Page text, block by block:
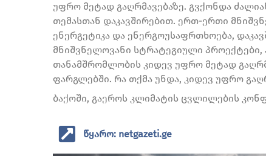
უფრო მეტად გაღრმავებაზე. გვქონდა
თემასთან დაკავშირებით. ერთ-ერთი
ენერგეტიკა და ენერგოუსაფრთხოება,
მნიშვნელოვანი სტრატეგიული
თანამშრომლობის კიდევ უფრო მეტად
ფარგლებში. რა თქმა უნდა, კიდევ უფრო
ბაქოში, გაეროს კლიმატის ცვლილების
წყარო: netgazeti.ge